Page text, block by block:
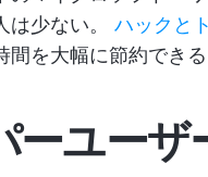
は少ない。 ハックと
間を大幅に節約できる
ーユーザ